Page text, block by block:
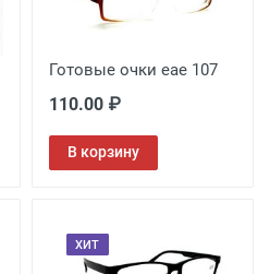
Готовые очки eae 107
110.00 ₽
В корзину
ХИТ